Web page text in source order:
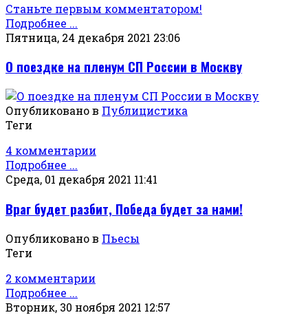
Станьте первым комментатором!
Подробнее ...
Пятница, 24 декабря 2021 23:06
О поездке на пленум СП России в Москву
Опубликовано в Публицистика
Теги
4 комментарии
Подробнее ...
Среда, 01 декабря 2021 11:41
Враг будет разбит, Победа будет за нами!
Опубликовано в Пьесы
Теги
2 комментарии
Подробнее ...
Вторник, 30 ноября 2021 12:57